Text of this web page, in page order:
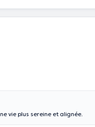
vie plus sereine et alignée.